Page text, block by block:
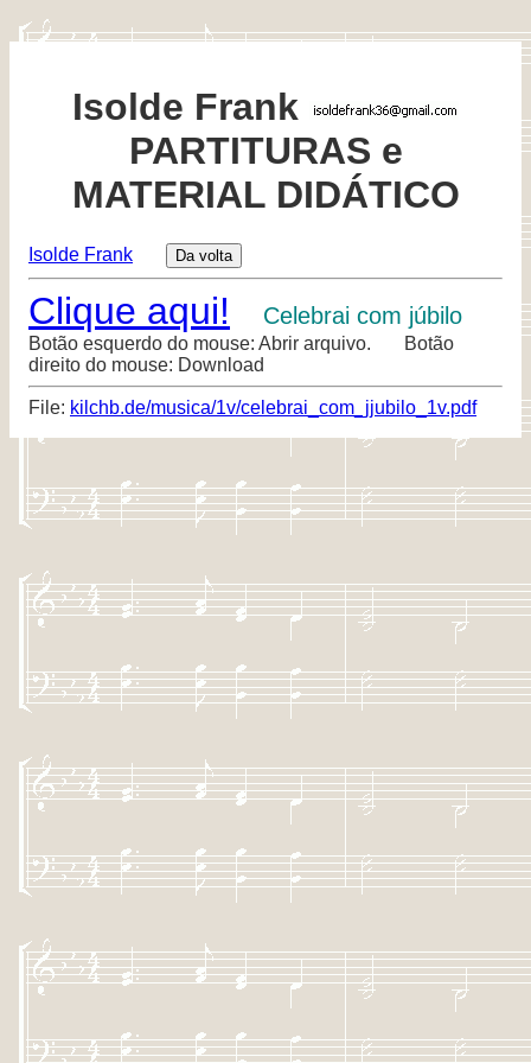
Isolde Frank
PARTITURAS e
MATERIAL DIDÁTICO
Isolde Frank
Clique aqui! Celebrai com júbilo
Botão esquerdo do mouse: Abrir arquivo. Botão
direito do mouse: Download
File: kilchb.de/musica/1v/celebrai_com_jjubilo_1v.pdf